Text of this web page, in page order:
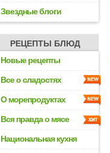
Звездные блоги
РЕЦЕПТЫ БЛЮД
Новые рецепты
Все о сладостях
О морепродуктах
Вся правда о мясе
Национальная кухня